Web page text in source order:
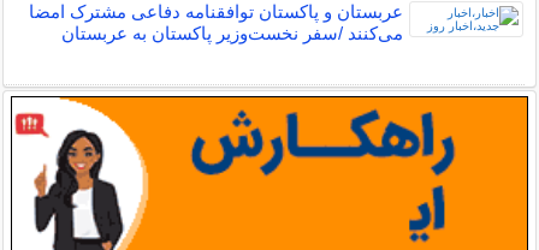
عربستان و پاکستان توافقنامه دفاعی مشترک امضا
می‌کنند /سفر نخست‌وزیر پاکستان به عربستان